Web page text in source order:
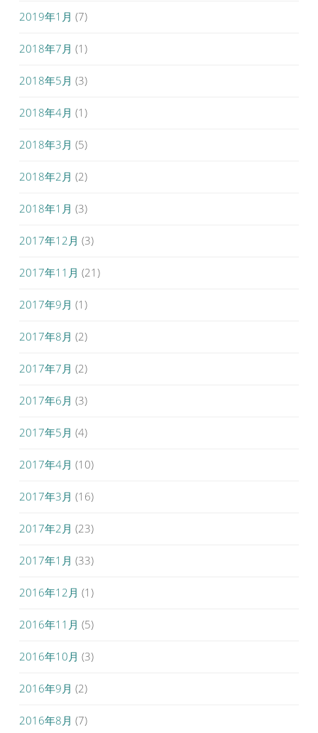
2019年1月 (7)
2018年7月 (1)
2018年5月 (3)
2018年4月 (1)
2018年3月 (5)
2018年2月 (2)
2018年1月 (3)
2017年12月 (3)
2017年11月 (21)
2017年9月 (1)
2017年8月 (2)
2017年7月 (2)
2017年6月 (3)
2017年5月 (4)
2017年4月 (10)
2017年3月 (16)
2017年2月 (23)
2017年1月 (33)
2016年12月 (1)
2016年11月 (5)
2016年10月 (3)
2016年9月 (2)
2016年8月 (7)